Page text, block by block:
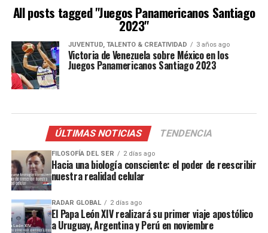
All posts tagged "Juegos Panamericanos Santiago
2023"
JUVENTUD, TALENTO & CREATIVIDAD 3 años ago
Victoria de Venezuela sobre México en los
Juegos Panamericanos Santiago 2023
ÚLTIMAS NOTICIAS TENDENCIA
FILOSOFÍA DEL SER 2 días ago
Hacia una biología consciente: el poder de reescribir
nuestra realidad celular
RADAR GLOBAL 2 días ago
El Papa León XIV realizará su primer viaje apostólico
a Uruguay, Argentina y Perú en noviembre